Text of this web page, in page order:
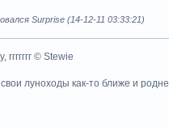
Surprise (14-12-11 03:33:21)
ггггггг © Stewie
свои луноходы как-то ближе и